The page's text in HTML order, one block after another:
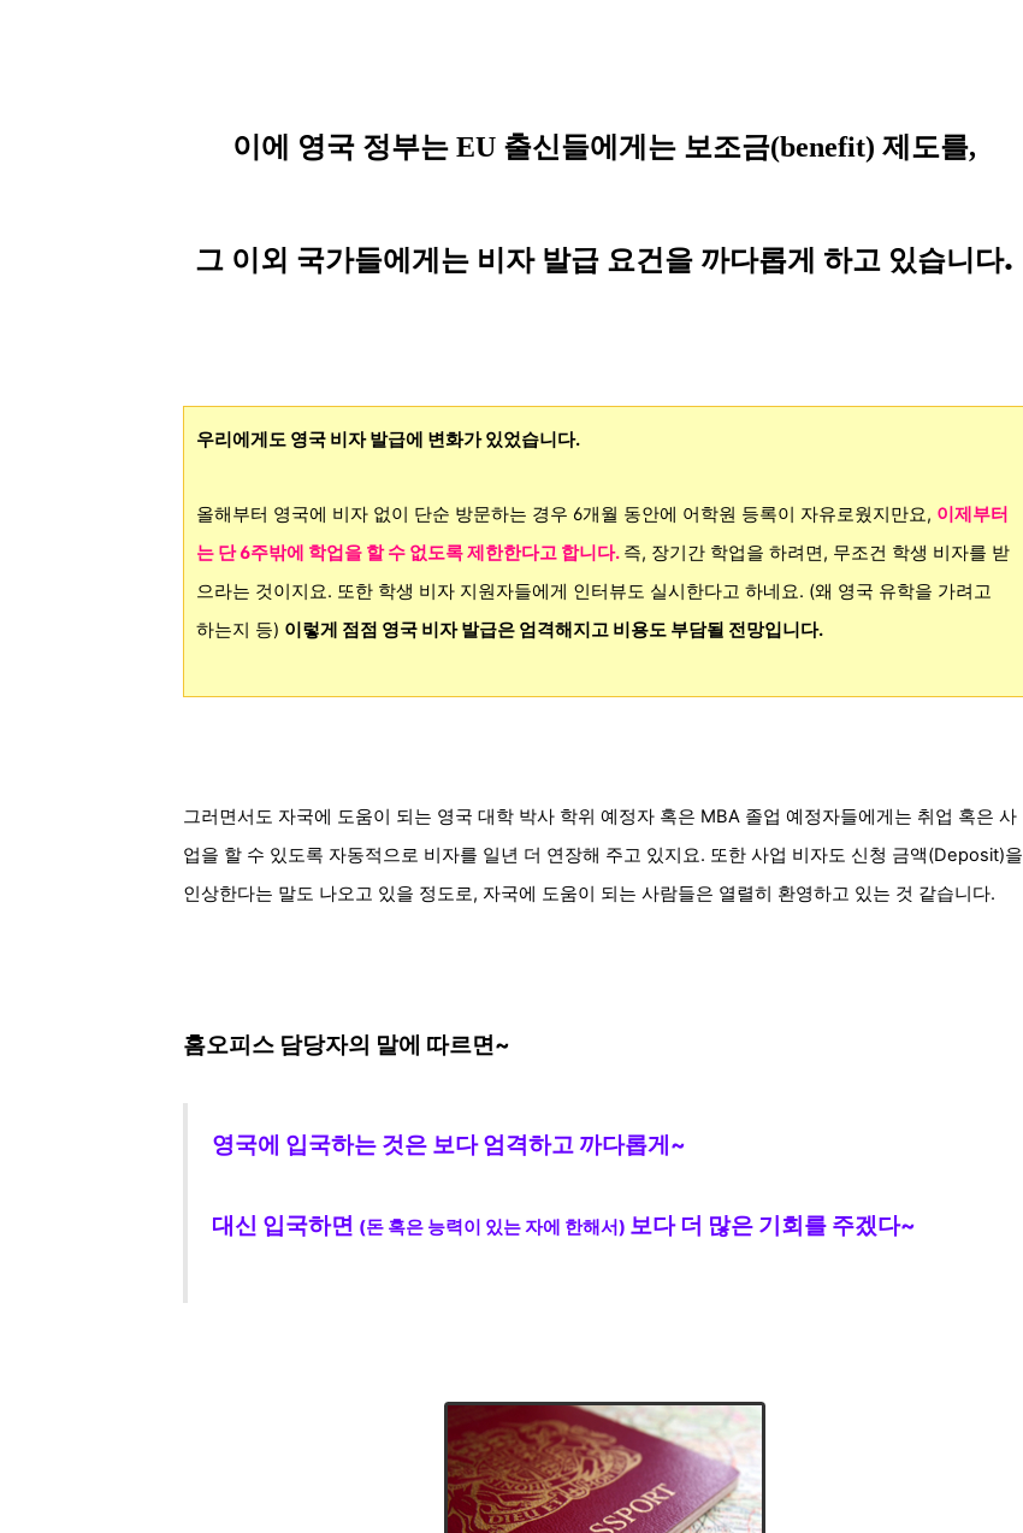
이에 영국 정부는 EU 출신들에게는 보조금(benefit) 제도를,
그 이외 국가들에게는 비자 발급 요건을 까다롭게 하고 있습니다.
우리에게도 영국 비자 발급에 변화가 있었습니다.
올해부터 영국에 비자 없이 단순 방문하는 경우 6개월 동안에 어학원 등록이 자유로웠지만요, 이제부터
는 단 6주밖에 학업을 할 수 없도록 제한한다고 합니다. 즉, 장기간 학업을 하려면, 무조건 학생 비자를 받
으라는 것이지요. 또한 학생 비자 지원자들에게 인터뷰도 실시한다고 하네요. (왜 영국 유학을 가려고
하는지 등) 이렇게 점점 영국 비자 발급은 엄격해지고 비용도 부담될 전망입니다.
그러면서도 자국에 도움이 되는 영국 대학 박사 학위 예정자 혹은 MBA 졸업 예정자들에게는 취업 혹은 사
업을 할 수 있도록 자동적으로 비자를 일년 더 연장해 주고 있지요. 또한 사업 비자도 신청 금액(Deposit)을
인상한다는 말도 나오고 있을 정도로, 자국에 도움이 되는 사람들은 열렬히 환영하고 있는 것 같습니다.
홈오피스 담당자의 말에 따르면~
영국에 입국하는 것은 보다 엄격하고 까다롭게~
대신 입국하면 (돈 혹은 능력이 있는 자에 한해서) 보다 더 많은 기회를 주겠다~